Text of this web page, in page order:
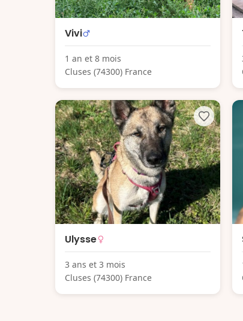
Vivi
1 an et 8 mois
Cluses (74300) France
Ulysse
3 ans et 3 mois
Cluses (74300) France